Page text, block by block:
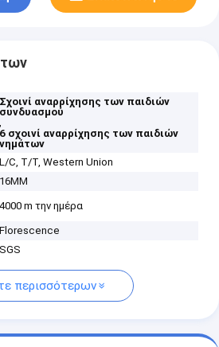
Σχοινί αναρρίχησης των παιδιών
συνδυασμού
,
6 σχοινί αναρρίχησης των παιδιών
νημάτων
L/C, T/T, Western Union
16MM
4000 m την ημέρα
Florescence
SGS
περισσότερων